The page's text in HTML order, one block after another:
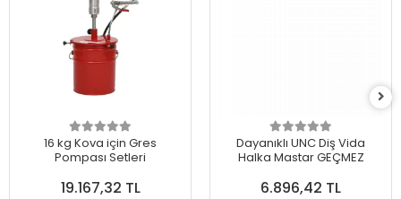
16 kg Kova için Gres
Pompası Setleri
19.167,32 TL
Dayanıklı UNC Diş Vida
Halka Mastar GEÇMEZ
6.896,42 TL